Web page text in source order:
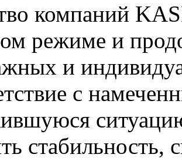
компаний
режиме и
и
с
стабильность,